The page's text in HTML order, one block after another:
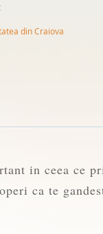
din Craiova
in ceea ce
ca te